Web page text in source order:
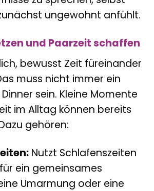
ungewohnt anfühlt.
und Paarzeit schaffen
bewusst Zeit füreinander
muss nicht immer ein
sein. Kleine Momente
im Alltag können bereits
gehören:
Nutzt Schlafenszeiten
ein gemeinsames
Umarmung oder eine